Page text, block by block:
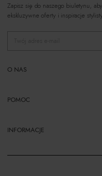
Zapisz się do naszego biuletynu,
ekskluzywne oferty i inspiracje
O NAS
POMOC
INFORMACJE